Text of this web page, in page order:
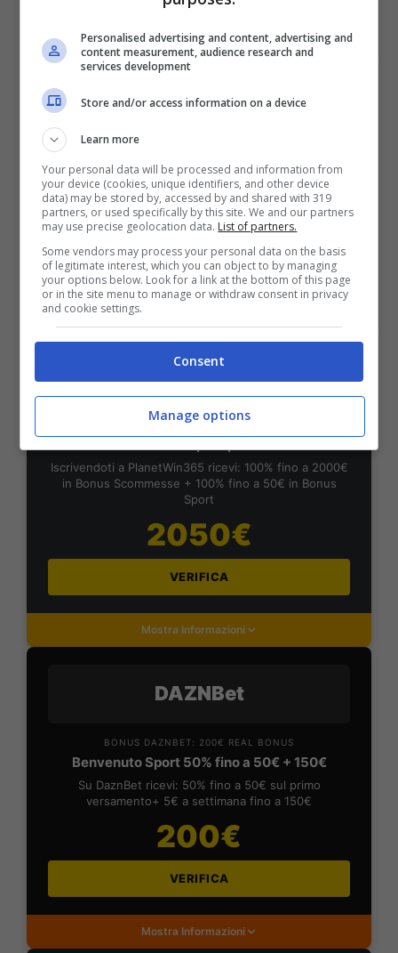
Mostra Informazioni
SNAI
50% sul deposito fino a 50€
1000€
VERIFICA
Mostra Informazioni
BONUS PLANETWIN365: FINO A 2050€
Iscrivendoti a PlanetWin365 ricevi: 100% fino a 2000€
in Bonus Scommesse + 100% fino a 50€ in Bonus
Sport
2050€
VERIFICA
Mostra Informazioni
DAZNBet
BONUS DAZNBET: 200€ REAL BONUS
Benvenuto Sport 50% fino a 50€ + 150€
Su DaznBet ricevi: 50% fino a 50€ sul primo
versamento+ 5€ a settimana fino a 150€
200€
VERIFICA
Mostra Informazioni
Personalised advertising and content, advertising and
content measurement, audience research and
services development
Store and/or access information on a device
Learn more
Your personal data will be processed and information from
your device (cookies, unique identifiers, and other device
data) may be stored by, accessed by and shared with 319
partners, or used specifically by this site. We and our partners
may use precise geolocation data. List of partners.
Some vendors may process your personal data on the basis
of legitimate interest, which you can object to by managing
your options below. Look for a link at the bottom of this page
or in the site menu to manage or withdraw consent in privacy
and cookie settings.
Consent
Manage options